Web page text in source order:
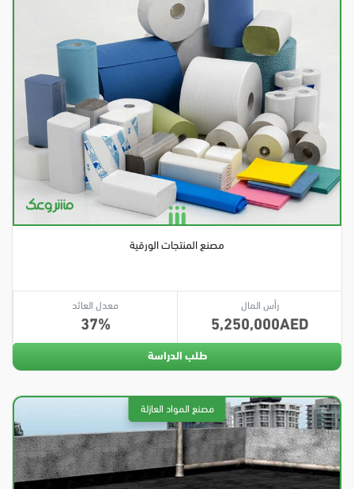
مصنع المنتجات الورقية
رأس المال
5,250,000
معدل العائد
37
طلب الدراسة